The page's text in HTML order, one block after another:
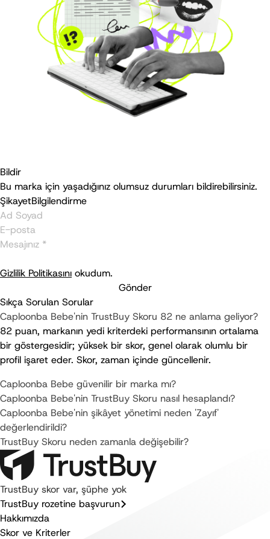
Bildir
Bu marka için yaşadığınız olumsuz durumları bildirebilirsiniz.
ŞikayetBilgilendirme
Gizlilik Politikasını okudum.
Gönder
Sıkça Sorulan Sorular
Caploonba Bebe'nin TrustBuy Skoru 82 ne anlama geliyor?
82 puan, markanın yedi kriterdeki performansının ortalama
bir göstergesidir; yüksek bir skor, genel olarak olumlu bir
profil işaret eder. Skor, zaman içinde güncellenir.
Caploonba Bebe güvenilir bir marka mı?
Caploonba Bebe'nin TrustBuy Skoru nasıl hesaplandı?
Caploonba Bebe'nin şikâyet yönetimi neden 'Zayıf'
değerlendirildi?
TrustBuy Skoru neden zamanla değişebilir?
TrustBuy skor var, şüphe yok
TrustBuy rozetine başvurun
Hakkımızda
Skor ve Kriterler